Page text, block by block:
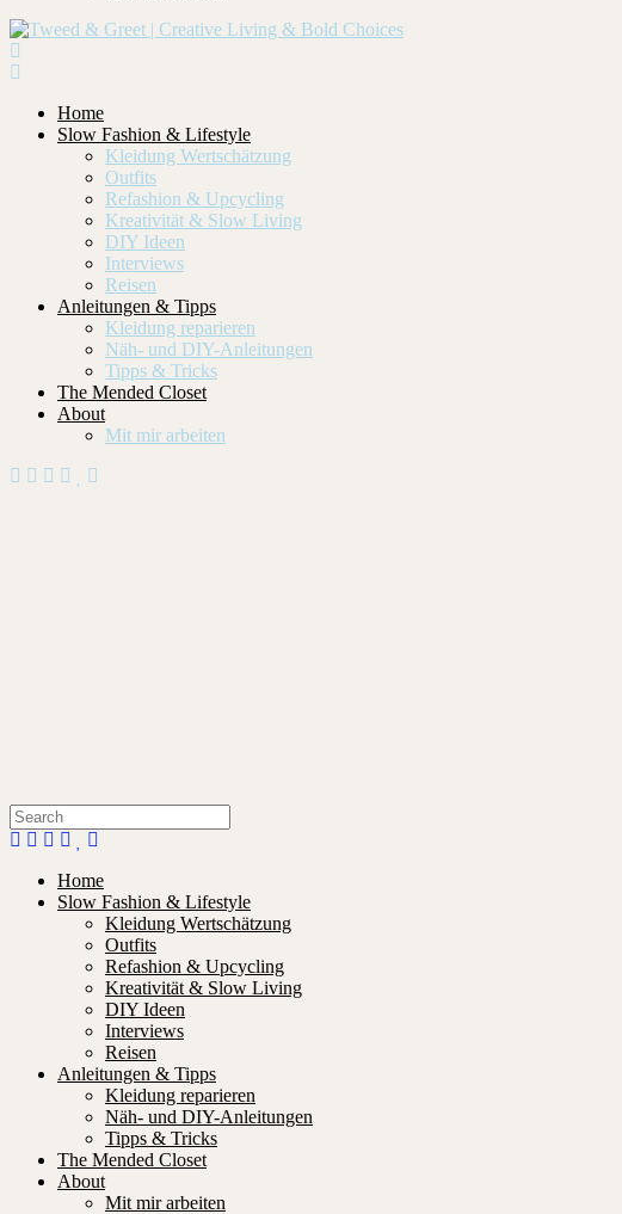
Home
Slow Fashion & Lifestyle
Kleidung Wertschätzung
Outfits
Refashion & Upcycling
Kreativität & Slow Living
DIY Ideen
Interviews
Reisen
Anleitungen & Tipps
Kleidung reparieren
Näh- und DIY-Anleitungen
Tipps & Tricks
The Mended Closet
About
Mit mir arbeiten
Home
Slow Fashion & Lifestyle
Kleidung Wertschätzung
Outfits
Refashion & Upcycling
Kreativität & Slow Living
DIY Ideen
Interviews
Reisen
Anleitungen & Tipps
Kleidung reparieren
Näh- und DIY-Anleitungen
Tipps & Tricks
The Mended Closet
About
Mit mir arbeiten